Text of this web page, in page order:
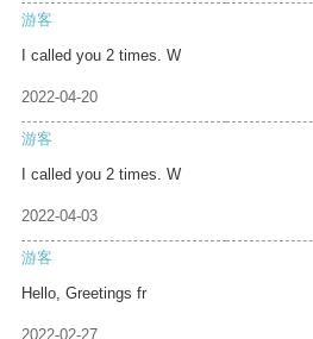
游客
I called you 2 times. W
2022-04-20
游客
I called you 2 times. W
2022-04-03
游客
Hello, Greetings fr
2022-02-27